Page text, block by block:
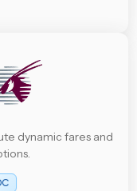
dynamic fares and